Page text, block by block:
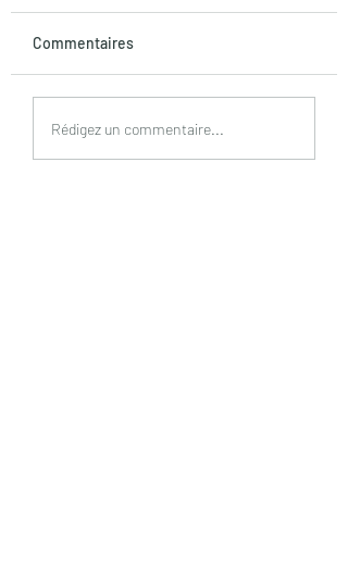
Cimetière dans mon
ventre
Commentaires
Rédigez un commentaire...